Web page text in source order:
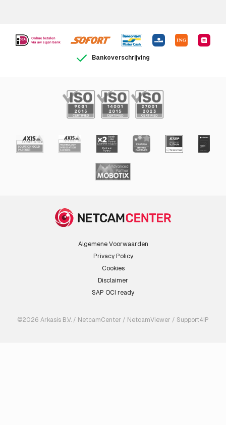
Bankoverschrijving
Algemene Voorwaarden
Privacy Policy
Cookies
Disclaimer
SAP OCI ready
©2026 Arkasis B.V. / NetcamCenter / NetcamViewer / Support4IP